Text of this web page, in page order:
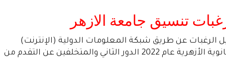
تنسيق جامعة الازهر
الرغبات عن طريق شبكة المعلومات الدولية (الإنترنت)
للطلاب الحاصلين على الشهادة الثانوية الأزهرية عام 2022 الدور الثاني والمتخلفين عن التقدم من